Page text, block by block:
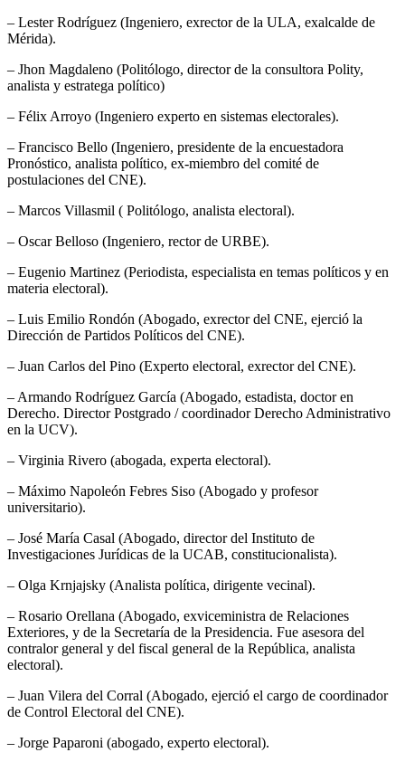
– Lester Rodríguez (Ingeniero, exrector de la ULA, exalcalde de
Mérida).
– Jhon Magdaleno (Politólogo, director de la consultora Polity,
analista y estratega político)
– Félix Arroyo (Ingeniero experto en sistemas electorales).
– Francisco Bello (Ingeniero, presidente de la encuestadora
Pronóstico, analista político, ex-miembro del comité de
postulaciones del CNE).
– Marcos Villasmil ( Politólogo, analista electoral).
– Oscar Belloso (Ingeniero, rector de URBE).
– Eugenio Martinez (Periodista, especialista en temas políticos y en
materia electoral).
– Luis Emilio Rondón (Abogado, exrector del CNE, ejerció la
Dirección de Partidos Políticos del CNE).
– Juan Carlos del Pino (Experto electoral, exrector del CNE).
– Armando Rodríguez García (Abogado, estadista, doctor en
Derecho. Director Postgrado / coordinador Derecho Administrativo
en la UCV).
– Virginia Rivero (abogada, experta electoral).
– Máximo Napoleón Febres Siso (Abogado y profesor
universitario).
– José María Casal (Abogado, director del Instituto de
Investigaciones Jurídicas de la UCAB, constitucionalista).
– Olga Krnjajsky (Analista política, dirigente vecinal).
– Rosario Orellana (Abogado, exviceministra de Relaciones
Exteriores, y de la Secretaría de la Presidencia. Fue asesora del
contralor general y del fiscal general de la República, analista
electoral).
– Juan Vilera del Corral (Abogado, ejerció el cargo de coordinador
de Control Electoral del CNE).
– Jorge Paparoni (abogado, experto electoral).